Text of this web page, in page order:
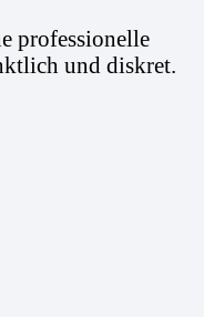
professionelle
und diskret.